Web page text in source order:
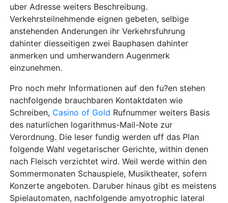
uber Adresse weiters Beschreibung.
Verkehrsteilnehmende eignen gebeten, selbige
anstehenden Anderungen ihr Verkehrsfuhrung
dahinter diesseitigen zwei Bauphasen dahinter
anmerken und umherwandern Augenmerk
einzunehmen.
Pro noch mehr Informationen auf den fu?en stehen
nachfolgende brauchbaren Kontaktdaten wie
Schreiben, Casino of Gold Rufnummer weiters Basis
des naturlichen logarithmus-Mail-Note zur
Verordnung. Die leser fundig werden uff das Plan
folgende Wahl vegetarischer Gerichte, within denen
nach Fleisch verzichtet wird. Weil werde within den
Sommermonaten Schauspiele, Musiktheater, sofern
Konzerte angeboten. Daruber hinaus gibt es meistens
Spielautomaten, nachfolgende amyotrophic lateral